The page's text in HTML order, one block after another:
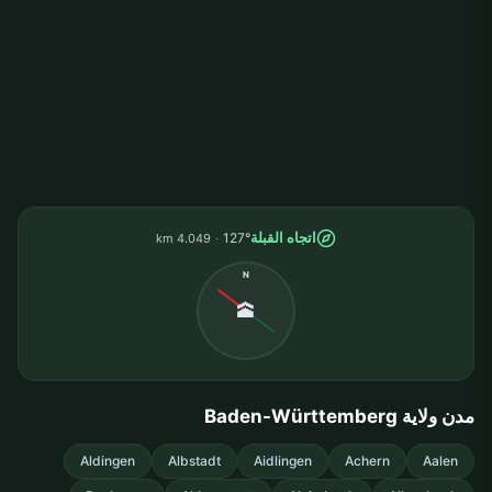
اتجاه القبلة127°
4.049 km
N
🕋
مدن ولاية Baden-Württemberg
Aalen
Achern
Aidlingen
Albstadt
Aldingen